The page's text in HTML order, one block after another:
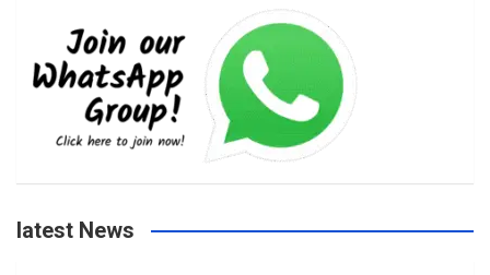
e
b
o g
t
e b
latest News